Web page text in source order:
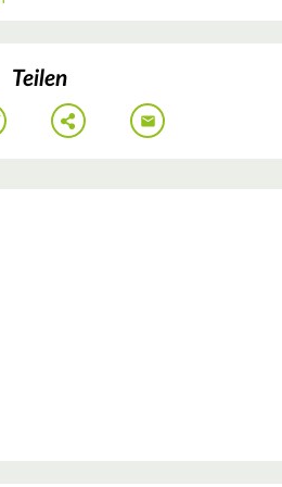
Teilen